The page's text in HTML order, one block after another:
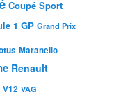
Coupé Sport
1 GP Grand Prix
Maranello
Renault
V12 VAG